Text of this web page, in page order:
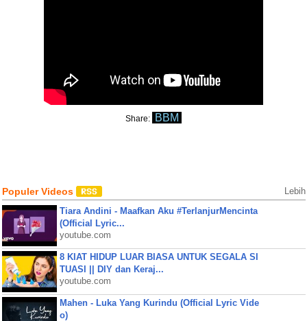
Share: BBM
Populer Videos Lebih
Tiara Andini - Maafkan Aku #TerlanjurMencinta
(Official Lyric...
youtube.com
8 KIAT HIDUP LUAR BIASA UNTUK SEGALA SI
TUASI || DIY dan Keraj...
youtube.com
Mahen - Luka Yang Kurindu (Official Lyric Vide
o)